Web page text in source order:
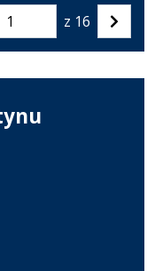
Przejdź
z 16